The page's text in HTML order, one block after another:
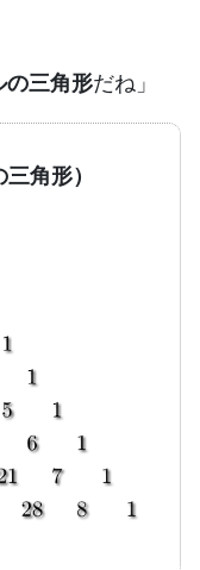
の三角形だね」
角形）